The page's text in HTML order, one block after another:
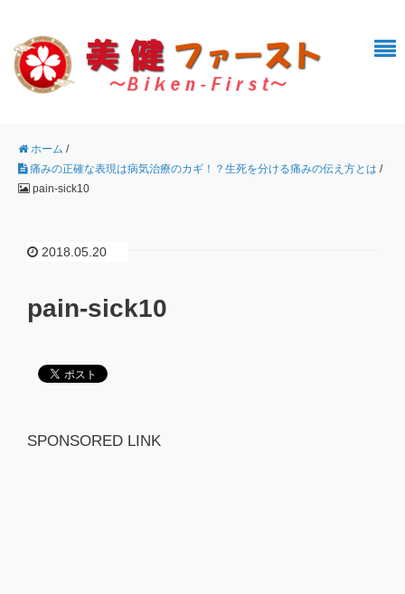
ホーム /
痛みの正確な表現は病気治療のカギ！？生死を分ける痛みの伝え方とは /
pain-sick10
2018.05.20
pain-sick10
SPONSORED LINK